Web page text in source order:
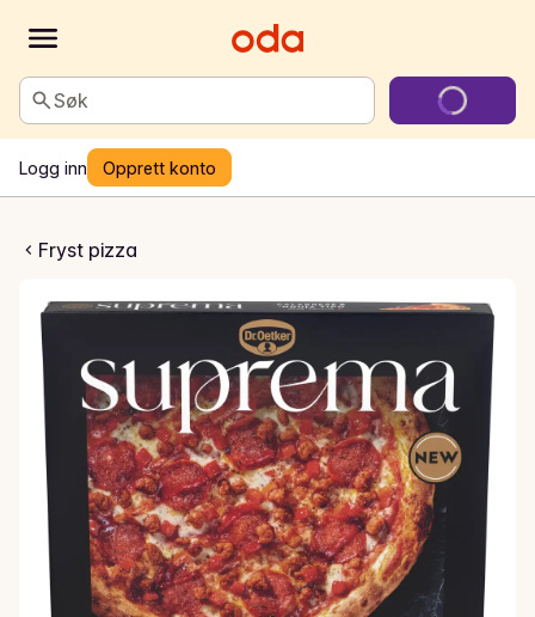
Søk
Logg inn Opprett konto
Fryst pizza
Nduja Tipo